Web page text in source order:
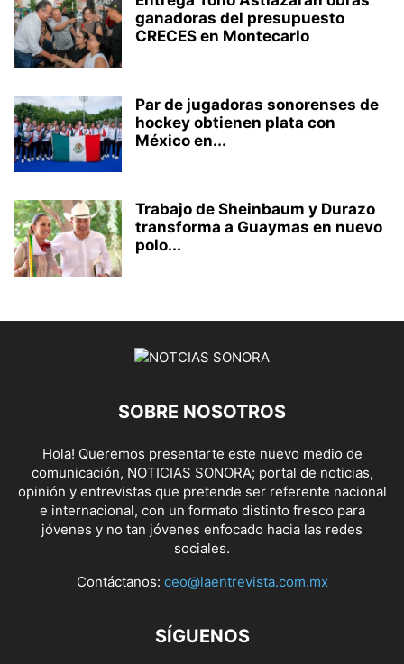
ganadoras del presupuesto
CRECES en Montecarlo
Par de jugadoras sonorenses de
hockey obtienen plata con
México en...
Trabajo de Sheinbaum y Durazo
transforma a Guaymas en nuevo
polo...
SOBRE NOSOTROS
Hola! Queremos presentarte este nuevo medio de
comunicación, NOTICIAS SONORA; portal de noticias,
opinión y entrevistas que pretende ser referente nacional
e internacional, con un formato distinto fresco para
jóvenes y no tan jóvenes enfocado hacia las redes
sociales.
Contáctanos: ceo@laentrevista.com.mx
SÍGUENOS